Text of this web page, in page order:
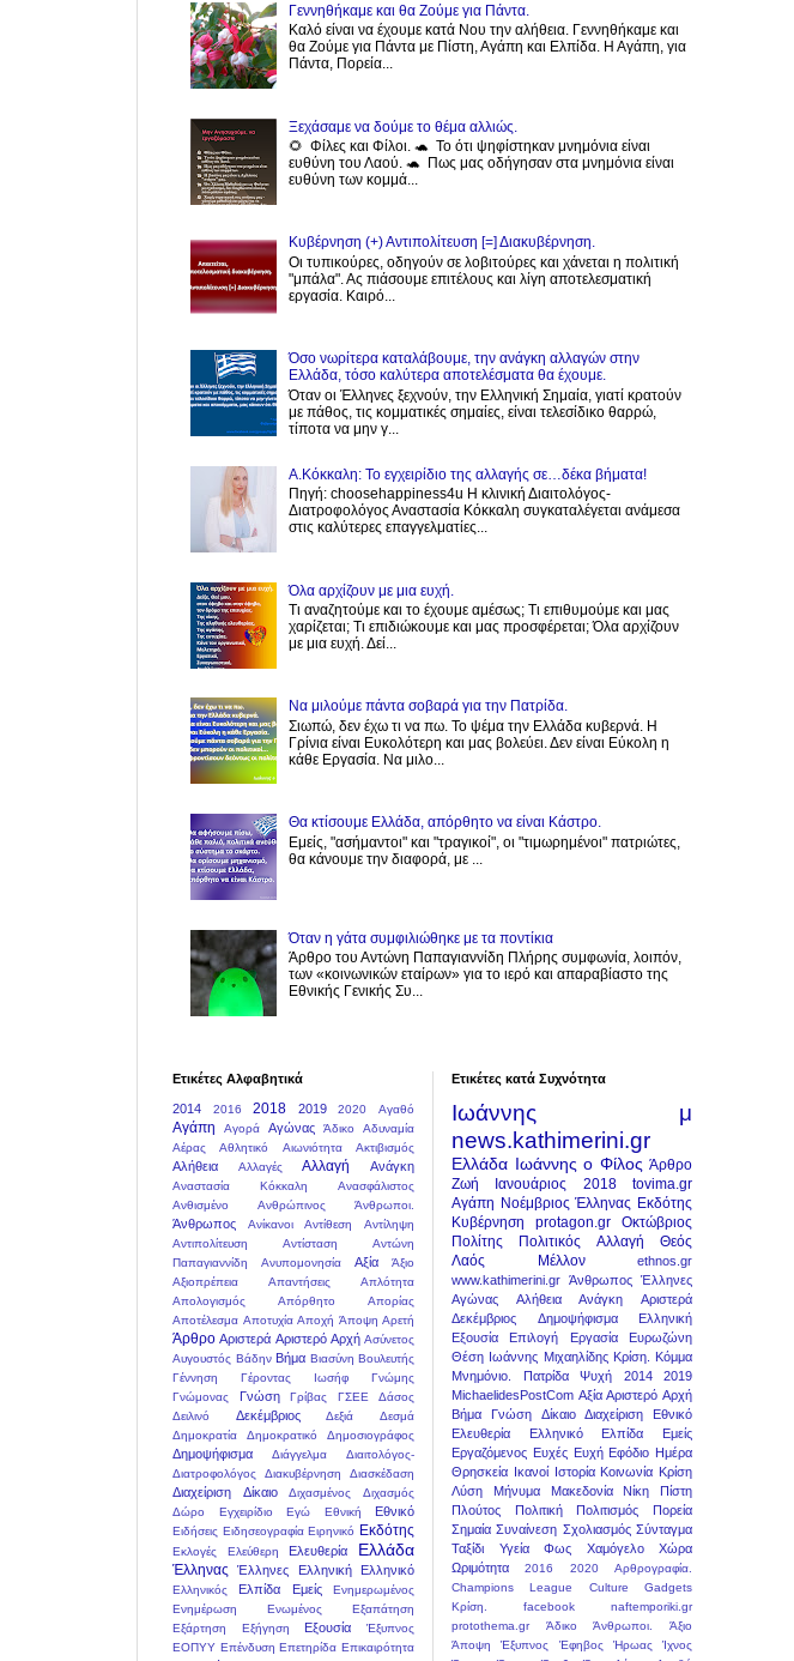
Γεννηθήκαμε και θα Ζούμε για Πάντα.
Καλό είναι να έχουμε κατά Νου την αλήθεια. Γεννηθήκαμε και
θα Ζούμε για Πάντα με Πίστη, Αγάπη και Ελπίδα. Η Αγάπη, για
Πάντα, Πορεία...
Ξεχάσαμε να δούμε το θέμα αλλιώς.
🌻 Φίλες και Φίλοι. 🐢 Το ότι ψηφίστηκαν μνημόνια είναι
ευθύνη του Λαού. 🐢 Πως μας οδήγησαν στα μνημόνια είναι
ευθύνη των κομμά...
Κυβέρνηση (+) Αντιπολίτευση [=] Διακυβέρνηση.
Οι τυπικούρες, οδηγούν σε λοβιτούρες και χάνεται η πολιτική
"μπάλα". Ας πιάσουμε επιτέλους και λίγη αποτελεσματική
εργασία. Καιρό...
Όσο νωρίτερα καταλάβουμε, την ανάγκη αλλαγών στην
Ελλάδα, τόσο καλύτερα αποτελέσματα θα έχουμε.
Όταν οι Έλληνες ξεχνούν, την Ελληνική Σημαία, γιατί κρατούν
με πάθος, τις κομματικές σημαίες, είναι τελεσίδικο θαρρώ,
τίποτα να μην γ...
Α.Κόκκαλη: Το εγχειρίδιο της αλλαγής σε…δέκα βήματα!
Πηγή: choosehappiness4u Η κλινική Διαιτολόγος-
Διατροφολόγος Αναστασία Κόκκαλη συγκαταλέγεται ανάμεσα
στις καλύτερες επαγγελματίες...
Όλα αρχίζουν με μια ευχή.
Τι αναζητούμε και το έχουμε αμέσως; Τι επιθυμούμε και μας
χαρίζεται; Τι επιδιώκουμε και μας προσφέρεται; Όλα αρχίζουν
με μια ευχή. Δεί...
Να μιλούμε πάντα σοβαρά για την Πατρίδα.
Σιωπώ, δεν έχω τι να πω. Το ψέμα την Ελλάδα κυβερνά. Η
Γρίνια είναι Ευκολότερη και μας βολεύει. Δεν είναι Εύκολη η
κάθε Εργασία. Να μιλο...
Θα κτίσουμε Ελλάδα, απόρθητο να είναι Κάστρο.
Εμείς, "ασήμαντοι" και "τραγικοί", οι "τιμωρημένοι" πατριώτες,
θα κάνουμε την διαφορά, με ...
Όταν η γάτα συμφιλιώθηκε με τα ποντίκια
Άρθρο του Αντώνη Παπαγιαννίδη Πλήρης συμφωνία, λοιπόν,
των «κοινωνικών εταίρων» για το ιερό και απαραβίαστο της
Εθνικής Γενικής Συ...
Ετικέτες Αλφαβητικά
2014 2016 2018 2019 2020 Αγαθό
Αγάπη Αγορά Αγώνας Άδικο
Αδυναμία
Αέρας
Αθλητικό Αιωνιότητα Ακτιβισμός
Αλήθεια Αλλαγές Αλλαγή Ανάγκη
Αναστασία Κόκκαλη
Ανασφάλιστος
Ανθισμένο
Ανθρώπινος Άνθρωποι.
Άνθρωπος Ανίκανοι Αντίθεση
Αντίληψη
Αντιπολίτευση
Αντίσταση
Αντώνη
Παπαγιαννίδη
Ανυπομονησία Αξία
Άξιο
Αξιοπρέπεια
Απαντήσεις
Απλότητα
Απολογισμός
Απόρθητο
Απορίας
Αποτέλεσμα Αποτυχία Αποχή Άποψη Αρετή
Άρθρο Αριστερά Αριστερό Αρχή Ασύνετος
Αυγουστός Βάδην Βήμα Βιασύνη Βουλευτής
Γέννηση
Γέροντας Ιωσήφ
Γνώμης
Γνώμονας
Γνώση Γρίβας ΓΣΕΕ
Δάσος
Δειλινό
Δεκέμβριος Δεξιά
Δεσμά
Δημοκρατία
Δημοκρατικό Δημοσιογράφος
Δημοψήφισμα Διάγγελμα
Διαιτολόγος-
Διατροφολόγος
Διακυβέρνηση Διασκέδαση
Διαχείριση Δίκαιο Διχασμένος
Διχασμός
Δώρο
Εγχειρίδιο Εγώ Εθνική Εθνικό
Ειδήσεις Ειδησεογραφία Ειρηνικό Εκδότης
Εκλογές Ελεύθερη Ελευθερία Ελλάδα
Έλληνας Έλληνες Ελληνική Ελληνικό
Ελληνικός Ελπίδα Εμείς
Ενημερωμένος
Ενημέρωση
Ενωμένος
Εξαπάτηση
Εξάρτηση
Εξήγηση Εξουσία
Έξυπνος
ΕΟΠΥΥ Επένδυση Επετηρίδα Επικαιρότητα
Ετικέτες κατά Συχνότητα
Ιωάννης μ
news.kathimerini.gr
Ελλάδα Ιωάννης ο Φίλος Άρθρο
Ζωή
Ιανουάριος 2018
tovima.gr
Αγάπη Νοέμβριος Έλληνας Εκδότης
Κυβέρνηση
protagon.gr
Οκτώβριος
Πολίτης
Πολιτικός Αλλαγή
Θεός
Λαός
Μέλλον
ethnos.gr
www.kathimerini.gr Άνθρωπος Έλληνες
Αγώνας
Αλήθεια Ανάγκη
Αριστερά
Δεκέμβριος
Δημοψήφισμα
Ελληνική
Εξουσία
Επιλογή Εργασία
Ευρωζώνη
Θέση Ιωάννης Μιχαηλίδης Κρίση. Κόμμα
Μνημόνιο.
Πατρίδα Ψυχή 2014
2019
MichaelidesPostCom Αξία Αριστερό Αρχή
Βήμα
Γνώση Δίκαιο Διαχείριση
Εθνικό
Ελευθερία
Ελληνικό Ελπίδα
Εμείς
Εργαζόμενος Ευχές Ευχή Εφόδιο Ημέρα
Θρησκεία
Ικανοί Ιστορία Κοινωνία Κρίση
Λύση
Μήνυμα Μακεδονία Νίκη
Πίστη
Πλούτος
Πολιτική Πολιτισμός
Πορεία
Σημαία Συναίνεση Σχολιασμός Σύνταγμα
Ταξίδι
Υγεία Φως Χαμόγελο
Χώρα
Ωριμότητα
2016 2020
Aρθρογραφία.
Champions League
Culture
Gadgets
Kρίση.
facebook
naftemporiki.gr
protothema.gr
Άδικο Άνθρωποι.
Άξιο
Άποψη
Έξυπνος Έφηβος Ήρωας
Ίχνος